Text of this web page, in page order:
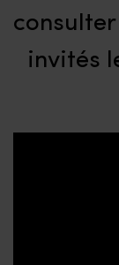
consulter
invités